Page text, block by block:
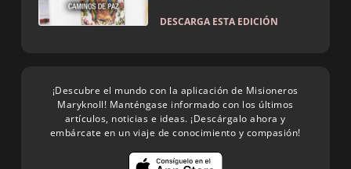
DESCARGA ESTA EDICIÓN
¡Descubre el mundo con la aplicación de Misioneros
Maryknoll! Manténgase informado con los últimos
artículos, noticias e ideas. ¡Descárgalo ahora y
embárcate en un viaje de conocimiento y compasión!